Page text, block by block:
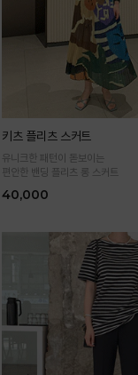
키츠 플리츠 스커트
유니크한 패턴이 돋보이는
편안한 밴딩 플리츠 롱 스커트
40,000